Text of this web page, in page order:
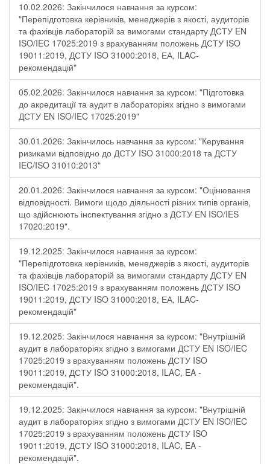
10.02.2026: Закінчилося навчання за курсом:
"Перепідготовка керівників, менеджерів з якості, аудиторів
та фахівців лабораторій за вимогами стандарту ДСТУ EN
ISO/IEC 17025:2019 з врахуванням положень ДСТУ ISO
19011:2019, ДСТУ ISO 31000:2018, ЕА, ILAC-
рекомендацій"
05.02.2026: Закінчилося навчання за курсом: "Підготовка
до акредитації та аудит в лабораторіях згідно з вимогами
ДСТУ EN ISO/IEC 17025:2019"
30.01.2026: Закінчилось навчання за курсом: "Керування
ризиками відповідно до ДСТУ ISO 31000:2018 та ДСТУ
IEC/ISO 31010:2013"
20.01.2026: Закінчилося навчання за курсом: "Оцінювання
відповідності. Вимоги щодо діяльності різних типів органів,
що здійснюють інспектування згідно з ДСТУ ЕN ISO/IES
17020:2019".
19.12.2025: Закінчилося навчання за курсом:
"Перепідготовка керівників, менеджерів з якості, аудиторів
та фахівців лабораторій за вимогами стандарту ДСТУ EN
ISO/IEC 17025:2019 з врахуванням положень ДСТУ ISO
19011:2019, ДСТУ ISO 31000:2018, ЕА, ILAC-
рекомендацій"
19.12.2025: Закінчилося навчання за курсом: "Внутрішній
аудит в лабораторіях згідно з вимогами ДСТУ EN ISO/IEC
17025:2019 з врахуванням положень ДСТУ ISO
19011:2019, ДСТУ ISO 31000:2018, ILAC, EA -
рекомендацій".
19.12.2025: Закінчилося навчання за курсом: "Внутрішній
аудит в лабораторіях згідно з вимогами ДСТУ EN ISO/IEC
17025:2019 з врахуванням положень ДСТУ ISO
19011:2019, ДСТУ ISO 31000:2018, ILAC, EA -
рекомендацій".